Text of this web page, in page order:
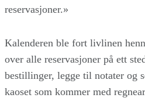
reservasjoner.»
Kalenderen ble fort livlinen
over alle reservasjoner på ett
bestillinger, legge til notater og
kaoset som kommer med